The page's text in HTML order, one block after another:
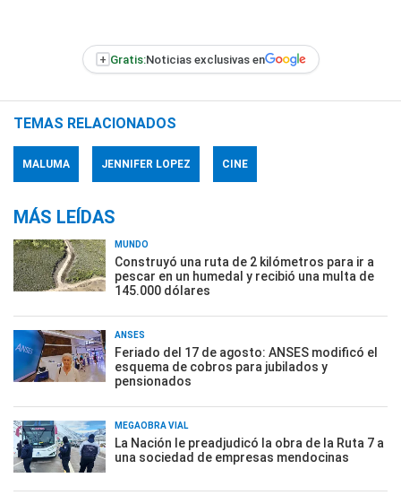
+ Gratis:Noticias exclusivas en
TEMAS RELACIONADOS
MALUMA JENNIFER LOPEZ CINE
MÁS LEÍDAS
MUNDO
Construyó una ruta de 2 kilómetros para ir a
pescar en un humedal y recibió una multa de
145.000 dólares
ANSES
Feriado del 17 de agosto: ANSES modificó el
esquema de cobros para jubilados y
pensionados
MEGAOBRA VIAL
La Nación le preadjudicó la obra de la Ruta 7 a
una sociedad de empresas mendocinas